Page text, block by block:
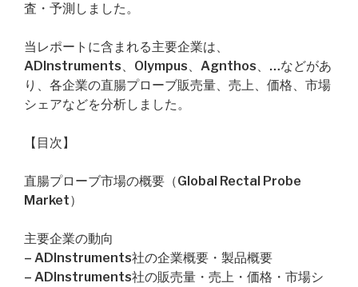
査・予測しました。
当レポートに含まれる主要企業は、
ADInstruments、Olympus、Agnthos、…などがあ
り、各企業の直腸プローブ販売量、売上、価格、市場
シェアなどを分析しました。
【目次】
直腸プローブ市場の概要（Global Rectal Probe
Market）
主要企業の動向
– ADInstruments社の企業概要・製品概要
– ADInstruments社の販売量・売上・価格・市場シ